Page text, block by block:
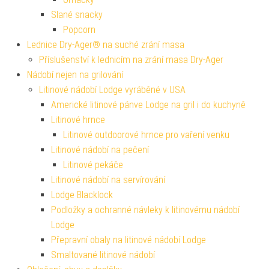
Slané snacky
Popcorn
Lednice Dry-Ager® na suché zrání masa
Příslušenství k lednicím na zrání masa Dry-Ager
Nádobí nejen na grilování
Litinové nádobí Lodge vyráběné v USA
Americké litinové pánve Lodge na gril i do kuchyně
Litinové hrnce
Litinové outdoorové hrnce pro vaření venku
Litinové nádobí na pečení
Litinové pekáče
Litinové nádobí na servírování
Lodge Blacklock
Podložky a ochranné návleky k litinovému nádobí
Lodge
Přepravní obaly na litinové nádobí Lodge
Smaltované litinové nádobí